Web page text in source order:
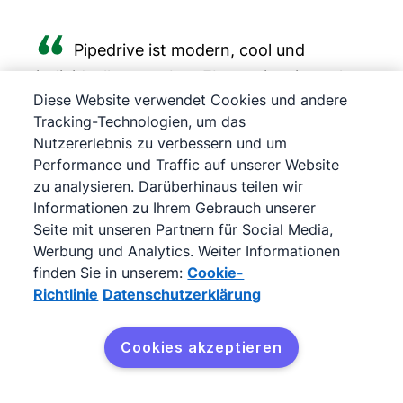
Pipedrive ist modern, cool und
individuell anpassbar. Ebenso ist eine sehr
gute App vorhanden. Insgesamt ist
Pipedrive sehr einfach zu pflegen, so dass
Akquisition richtig Spaß macht! Danke
dafür. Endlich etwas, das Freude
vermittelt… und es ist innerhalb von 1h
erlernbar.
Peter Aschenbrenner
Der Augenöffner, Trainer und Berater,
Aschenbrenner Training
Kostenlos testen
Diese Website verwendet Cookies und andere
Tracking-Technologien, um das
Nutzererlebnis zu verbessern und um
Performance und Traffic auf unserer Website
zu analysieren. Darüberhinaus teilen wir
Informationen zu Ihrem Gebrauch unserer
Seite mit unseren Partnern für Social Media,
Werbung und Analytics. Weiter Informationen
finden Sie in unserem: Cookie-
Richtlinie Datenschutzerklärung
Cookies akzeptieren